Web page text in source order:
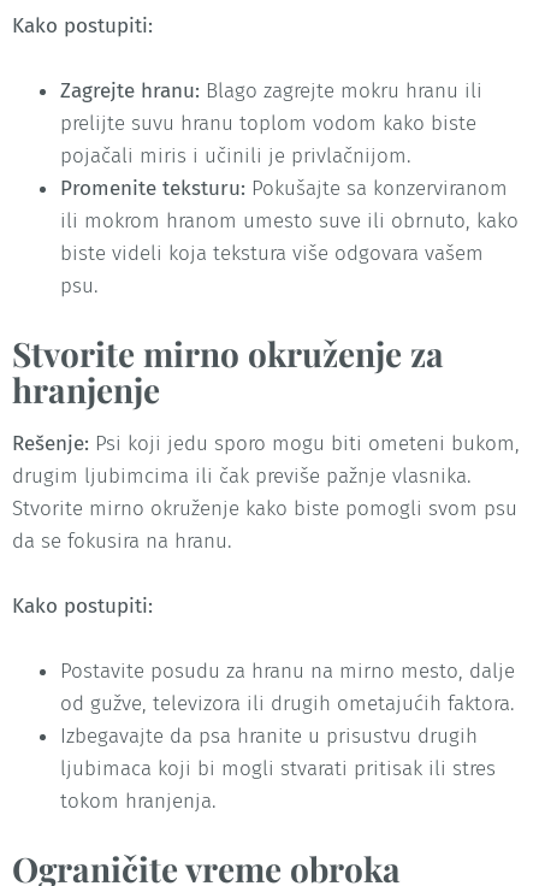
Kako postupiti:
Zagrejte hranu: Blago zagrejte mokru hranu ili
prelijte suvu hranu toplom vodom kako biste
pojačali miris i učinili je privlačnijom.
Promenite teksturu: Pokušajte sa konzerviranom
ili mokrom hranom umesto suve ili obrnuto, kako
biste videli koja tekstura više odgovara vašem
psu.
Stvorite mirno okruženje za
hranjenje
Rešenje: Psi koji jedu sporo mogu biti ometeni bukom,
drugim ljubimcima ili čak previše pažnje vlasnika.
Stvorite mirno okruženje kako biste pomogli svom psu
da se fokusira na hranu.
Kako postupiti:
Postavite posudu za hranu na mirno mesto, dalje
od gužve, televizora ili drugih ometajućih faktora.
Izbegavajte da psa hranite u prisustvu drugih
ljubimaca koji bi mogli stvarati pritisak ili stres
tokom hranjenja.
Ograničite vreme obroka